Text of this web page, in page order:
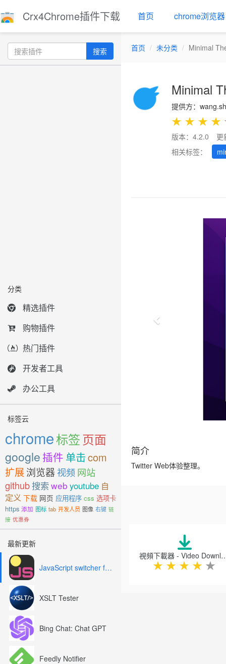
Crx4Chrome插件下载 首页 chrome浏览器
搜索
分类
精选插件
购物插件
热门插件
开发者工具
办公工具
标签云
chrome标签页面
google 插件 单击com
扩展浏览器 视频网站
github搜索web youtube 自
定义 下载 网页 应用程序 css 选项卡
https 添加 图标 tab 开发人员 图像 右键 链
接 优惠券
最新更新
JavaScript switcher for SEO and development
XSLT Tester
Bing Chat: Chat GPT
Feedly Notifier
首页 未分类 Minimal
Minimal
提供方：wang.sh
★ ★ ★ ★
版本：4.2.0
更
相关标签：
简介
Twitter Web体验整理。
視頻下載器 -
★ ★ ★ ★ ★